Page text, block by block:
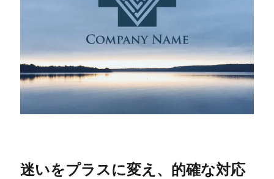
迷いをプラスに変え、的確な対応